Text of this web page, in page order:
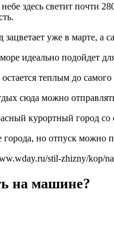
здесь светит почти
зацветает уже в марте,
идеально подойдет
остается теплым до
сюда можно
курортный город
но отпуск можно
stil-zhizny/kop/
на машине?